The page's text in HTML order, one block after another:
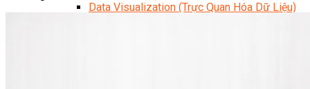
Data Visualization (Trực Quan Hóa Dữ Liệu)